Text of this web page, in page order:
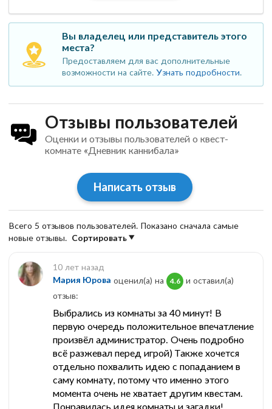
Вы владелец или представитель этого
места?
Предоставляем для вас дополнительные
возможности на сайте.Узнать подробности.
Отзывы пользователей
Оценки и отзывы пользователей о квест-
комнате «Дневник каннибала»
Написать отзыв
Всего 5 отзывов пользователей. Показано сначала самые
новые отзывы. Сортировать
10 лет назад
Мария Юрова оценил(а) на 4.6
и оставил(a)
отзыв:
Выбрались из комнаты за 40 минут! В
первую очередь положительное впечатление
произвёл администратор. Очень подробно
всё разжевал перед игрой) Также хочется
отдельно похвалить идею с попаданием в
саму комнату, потому что именно этого
момента очень не хватает другим квестам.
Понравилась идея комнаты и загадки!